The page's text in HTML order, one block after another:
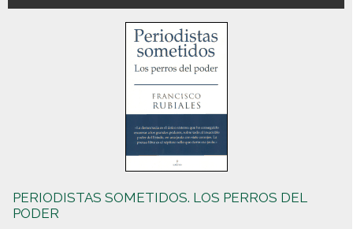
PERIODISTAS SOMETIDOS. LOS PERROS DEL
PODER